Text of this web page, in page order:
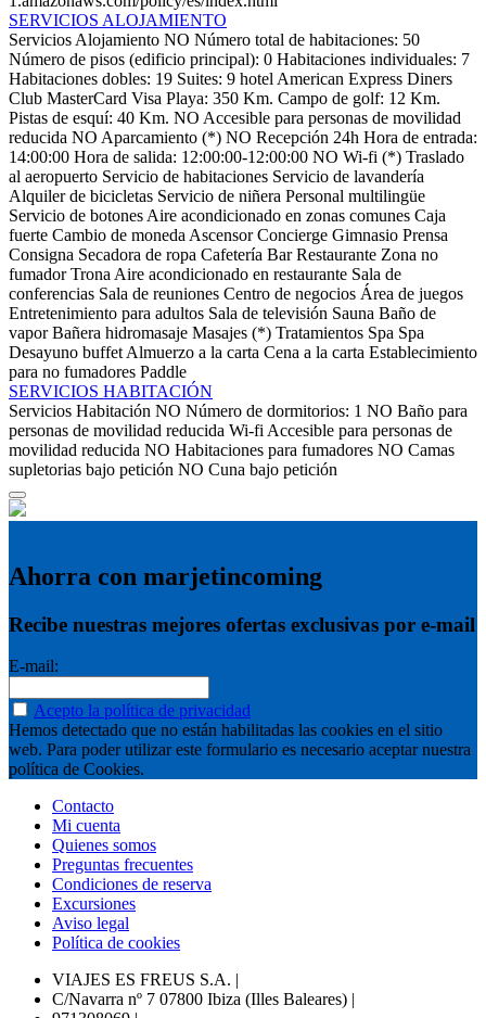
SERVICIOS ALOJAMIENTO
Servicios Alojamiento NO Número total de habitaciones: 50
Número de pisos (edificio principal): 0 Habitaciones individuales: 7
Habitaciones dobles: 19 Suites: 9 hotel American Express Diners
Club MasterCard Visa Playa: 350 Km. Campo de golf: 12 Km.
Pistas de esquí: 40 Km. NO Accesible para personas de movilidad
reducida NO Aparcamiento (*) NO Recepción 24h Hora de entrada:
14:00:00 Hora de salida: 12:00:00-12:00:00 NO Wi-fi (*) Traslado
al aeropuerto Servicio de habitaciones Servicio de lavandería
Alquiler de bicicletas Servicio de niñera Personal multilingüe
Servicio de botones Aire acondicionado en zonas comunes Caja
fuerte Cambio de moneda Ascensor Concierge Gimnasio Prensa
Consigna Secadora de ropa Cafetería Bar Restaurante Zona no
fumador Trona Aire acondicionado en restaurante Sala de
conferencias Sala de reuniones Centro de negocios Área de juegos
Entretenimiento para adultos Sala de televisión Sauna Baño de
vapor Bañera hidromasaje Masajes (*) Tratamientos Spa Spa
Desayuno buffet Almuerzo a la carta Cena a la carta Establecimiento
para no fumadores Paddle
SERVICIOS HABITACIÓN
Servicios Habitación NO Número de dormitorios: 1 NO Baño para
personas de movilidad reducida Wi-fi Accesible para personas de
movilidad reducida NO Habitaciones para fumadores NO Camas
supletorias bajo petición NO Cuna bajo petición
Ahorra con marjetincoming
Recibe nuestras mejores ofertas exclusivas por e-mail
E-mail:
Acepto la política de privacidad
Hemos detectado que no están habilitadas las cookies en el sitio
web. Para poder utilizar este formulario es necesario aceptar nuestra
política de Cookies.
Contacto
Mi cuenta
Quienes somos
Preguntas frecuentes
Condiciones de reserva
Excursiones
Aviso legal
Política de cookies
VIAJES ES FREUS S.A.
C/Navarra nº 7 07800 Ibiza (Illes Baleares)